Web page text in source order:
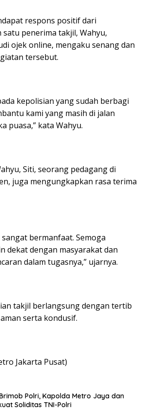
respons positif dari
satu penerima takjil, Wahyu,
ojek online, mengaku senang dan
tersebut.
kepolisian yang sudah berbagi
kami yang masih di jalan
puasa,” kata Wahyu.
Siti, seorang pedagang di
juga mengungkapkan rasa terima
bermanfaat. Semoga
dekat dengan masyarakat dan
dalam tugasnya,” ujarnya.
takjil berlangsung dengan tertib
serta kondusif.
Jakarta Pusat)
Polri, Kapolda Metro Jaya dan
Soliditas TNI-Polri